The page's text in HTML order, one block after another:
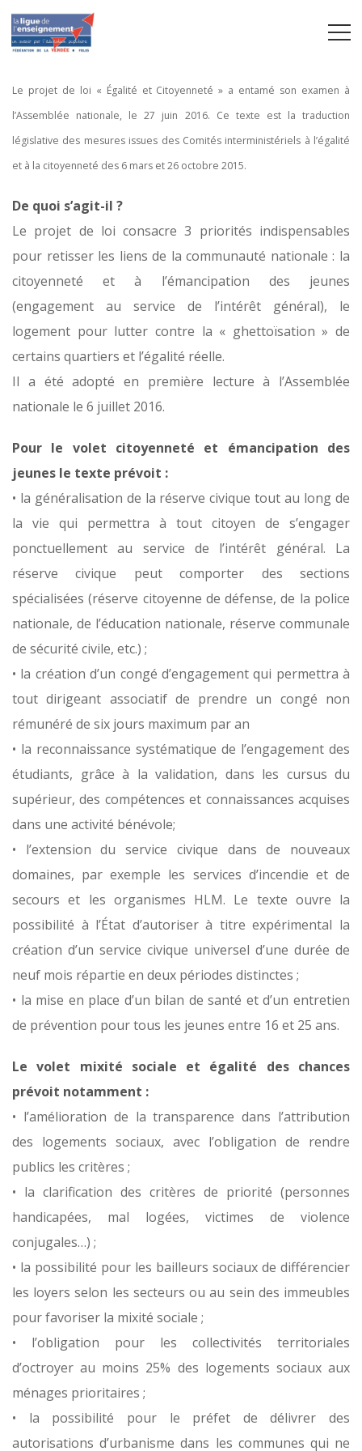
Le projet de loi « Égalité et Citoyenneté » a entamé son examen à
l’Assemblée nationale, le 27 juin 2016. Ce texte est la traduction
législative des mesures issues des Comités interministériels à l’égalité
et à la citoyenneté des 6 mars et 26 octobre 2015.
De quoi s’agit-il ?
Le projet de loi consacre 3 priorités indispensables
pour retisser les liens de la communauté nationale : la
citoyenneté et à l’émancipation des jeunes
(engagement au service de l’intérêt général), le
logement pour lutter contre la « ghettoïsation » de
certains quartiers et l’égalité réelle.
Il a été adopté en première lecture à l’Assemblée
nationale le 6 juillet 2016.
Pour le volet citoyenneté et émancipation des
jeunes le texte prévoit :
• la généralisation de la réserve civique tout au long de
la vie qui permettra à tout citoyen de s’engager
ponctuellement au service de l’intérêt général. La
réserve civique peut comporter des sections
spécialisées (réserve citoyenne de défense, de la police
nationale, de l’éducation nationale, réserve communale
de sécurité civile, etc.) ;
• la création d’un congé d’engagement qui permettra à
tout dirigeant associatif de prendre un congé non
rémunéré de six jours maximum par an
• la reconnaissance systématique de l’engagement des
étudiants, grâce à la validation, dans les cursus du
supérieur, des compétences et connaissances acquises
dans une activité bénévole;
• l’extension du service civique dans de nouveaux
domaines, par exemple les services d’incendie et de
secours et les organismes HLM. Le texte ouvre la
possibilité à l’État d’autoriser à titre expérimental la
création d’un service civique universel d’une durée de
neuf mois répartie en deux périodes distinctes ;
• la mise en place d’un bilan de santé et d’un entretien
de prévention pour tous les jeunes entre 16 et 25 ans.
Le volet mixité sociale et égalité des chances
prévoit notamment :
• l’amélioration de la transparence dans l’attribution
des logements sociaux, avec l’obligation de rendre
publics les critères ;
• la clarification des critères de priorité (personnes
handicapées, mal logées, victimes de violence
conjugales…) ;
• la possibilité pour les bailleurs sociaux de différencier
les loyers selon les secteurs ou au sein des immeubles
pour favoriser la mixité sociale ;
• l’obligation pour les collectivités territoriales
d’octroyer au moins 25% des logements sociaux aux
ménages prioritaires ;
• la possibilité pour le préfet de délivrer des
autorisations d’urbanisme dans les communes qui ne